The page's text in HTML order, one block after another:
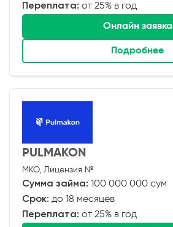
Переплата: от 25% в год
Онлайн заявка
Подробнее
PULMAKON
МКО, Лицензия №
Сумма займа: 100 000 000 сум
Срок: до 18 месяцев
Переплата: от 25% в год